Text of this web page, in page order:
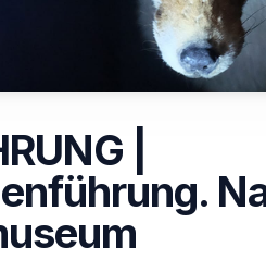
|